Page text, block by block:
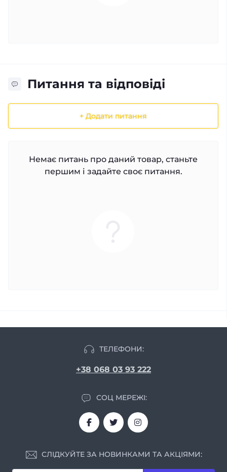
Питання та відповіді
+ Додати питання
Немає питань про даний товар, станьте
першим і задайте своє питання.
ТЕЛЕФОНИ:
+38 068 03 93 222
СОЦ МЕРЕЖІ:
СЛІДКУЙТЕ ЗА НОВИНКАМИ ТА АКЦІЯМИ: